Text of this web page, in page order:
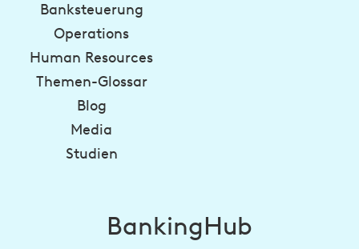
Banksteuerung
Operations
Human Resources
Themen-Glossar
Blog
Media
Studien
BankingHub